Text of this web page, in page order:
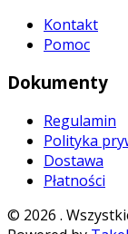
Kontakt
Pomoc
Dokumenty
Regulamin
Polityka
Dostawa
Płatności
© 2026 .